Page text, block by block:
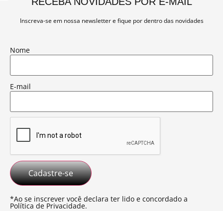
Ram Rampage, com foco em refinamento, tecnologia e
impacto imediato, design ousado, rodas grandes, porte
(Argentina), com seu lançamento marcado para o dia 10
de setembro e as vendas previstas para a América
Latina ainda em 2026. A Renault ainda deve revelar
muitos detalhes até a chegada oficial desta inovação ao
mercado. E claro, aFlash Cover
Inscreva-se em nossa newsletter e fique por dentro das novidades
Nome
E-mail
*Ao se inscrever você declara ter lido e concordado a
Política de Privacidade.